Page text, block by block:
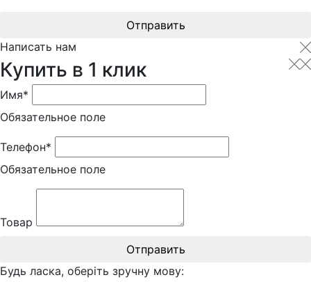
Отправить
Написать нам
Купить в 1 клик
Имя*
Обязательное поле
Телефон*
Обязательное поле
Товар
Отправить
Будь ласка, оберіть зручну мову: